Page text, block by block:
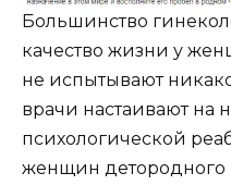
Большинство
качество жизни у
не испытывают
врачи настаивают на
психологической
женщин детородного